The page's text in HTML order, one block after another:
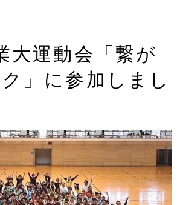
大運動会「繋が
」に参加しまし